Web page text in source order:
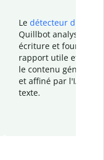
Le détecteur d'IA
Quillbot analyse votre
écriture et fournit un
rapport utile et
le contenu généré
et affiné par l'IA
texte.